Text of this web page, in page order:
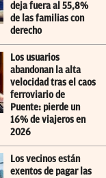
deja fuera al 55,8%
de las familias con
derecho
Los usuarios
abandonan la alta
velocidad tras el caos
ferroviario de
Puente: pierde un
16% de viajeros en
2026
Los vecinos están
exentos de pagar las